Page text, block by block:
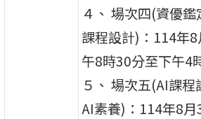
４、 場次四(資優
課程設計)：114年
午8時30分至下午4
５、 場次五(AI課
AI素養)：114年8